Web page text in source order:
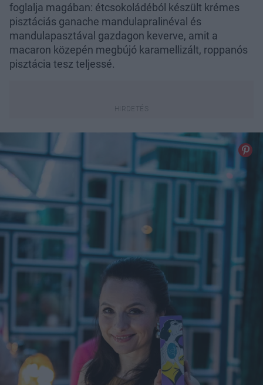
foglalja magában: étcsokoládéból készült krémes
pisztáciás ganache mandulapralinéval és
mandulapasztával gazdagon keverve, amit a
macaron közepén megbújó karamellizált, roppanós
pisztácia tesz teljessé.